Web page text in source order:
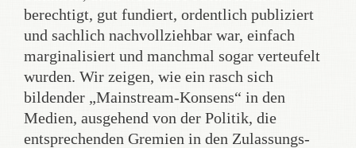
berechtigt, gut fundiert, ordentlich publiziert
und sachlich nachvollziehbar war, einfach
marginalisiert und manchmal sogar verteufelt
wurden. Wir zeigen, wie ein rasch sich
bildender „Mainstream-Konsens“ in den
Medien, ausgehend von der Politik, die
entsprechenden Gremien in den Zulassungs-